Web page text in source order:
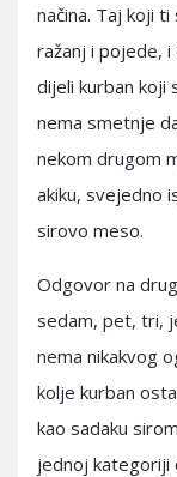
načina. Taj koji
ražanj i pojede,
dijeli kurban koji
nema smetnje
nekom drugom
akiku, svejedno
sirovo meso.
Odgovor na
sedam, pet, tri,
nema nikakvog
kolje kurban
kao sadaku
jednoj kategoriji